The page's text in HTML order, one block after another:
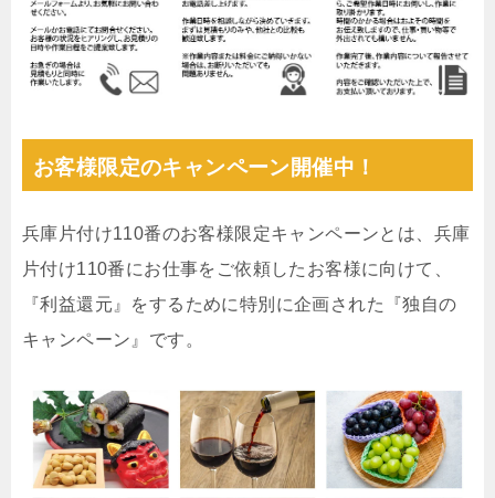
お客様限定のキャンペーン開催中！
兵庫片付け110番のお客様限定キャンペーンとは、兵庫
片付け110番にお仕事をご依頼したお客様に向けて、
『利益還元』をするために特別に企画された『独自の
キャンペーン』です。